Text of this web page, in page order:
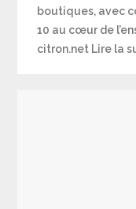
boutiques, avec
10 au cœur de
citron.net Lire la